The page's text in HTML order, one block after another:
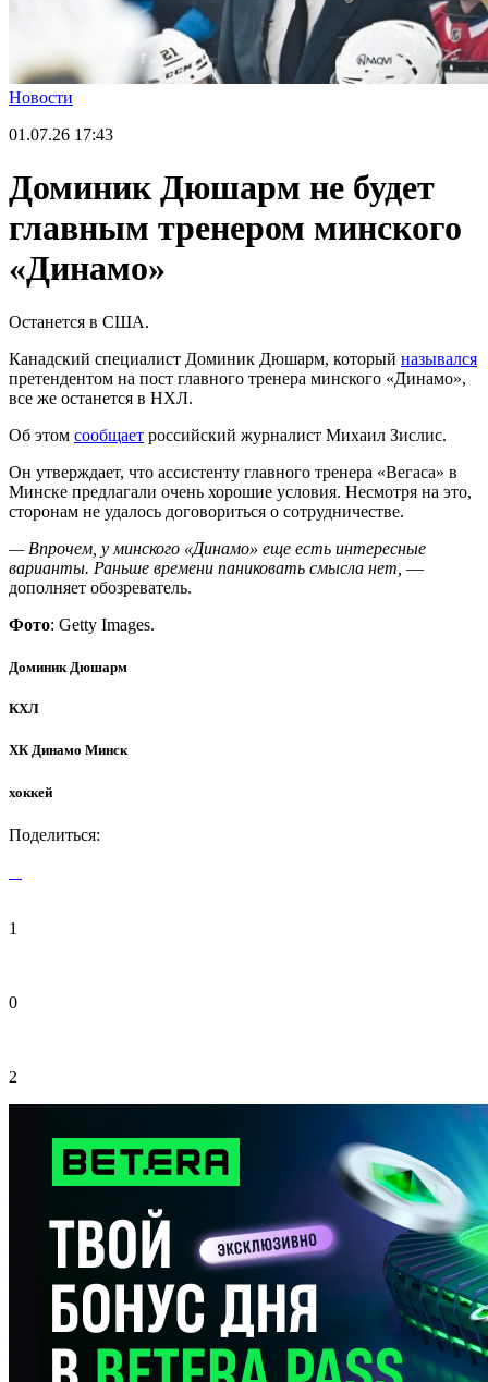
Новости
01.07.26 17:43
Доминик Дюшарм не будет
главным тренером минского
«Динамо»
Останется в США.
Канадский специалист Доминик Дюшарм, который назывался
претендентом на пост главного тренера минского «Динамо»,
все же останется в НХЛ.
Об этом сообщает российский журналист Михаил Зислис.
Он утверждает, что ассистенту главного тренера «Вегаса» в
Минске предлагали очень хорошие условия. Несмотря на это,
сторонам не удалось договориться о сотрудничестве.
— Впрочем, у минского «Динамо» еще есть интересные
варианты. Раньше времени паниковать смысла нет, —
дополняет обозреватель.
Фото: Getty Images.
Доминик Дюшарм
КХЛ
ХК Динамо Минск
хоккей
Поделиться:
1
0
2